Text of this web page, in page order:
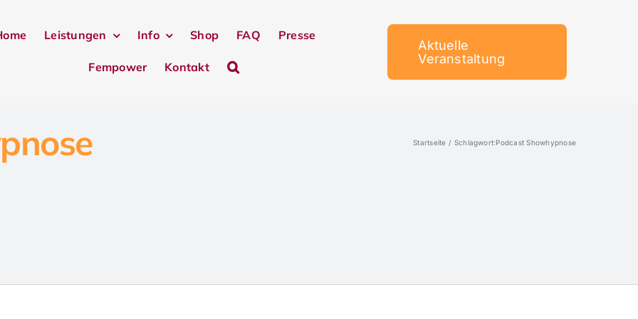
Leistungen Info Shop FAQ Presse
Fempower Kontakt
Aktuelle
Veranstaltung
Startseite Schlagwort:Podcast Showhypnose